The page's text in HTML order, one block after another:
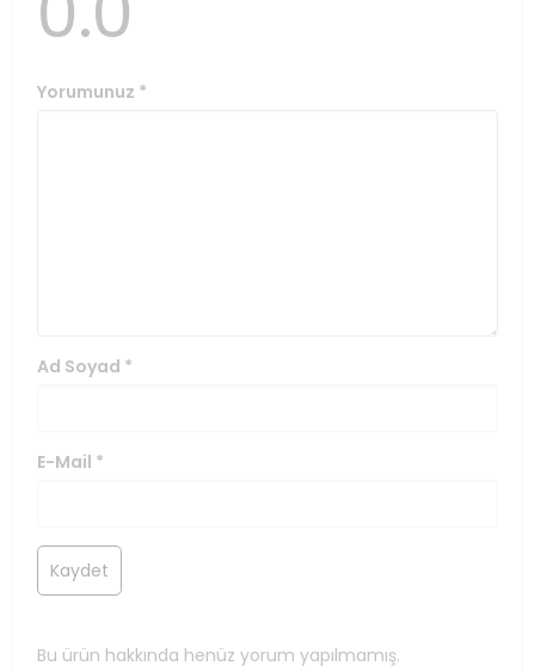
Yorumunuz *
Ad Soyad *
E-Mail *
Bu ürün hakkında henüz yorum yapılmamış.